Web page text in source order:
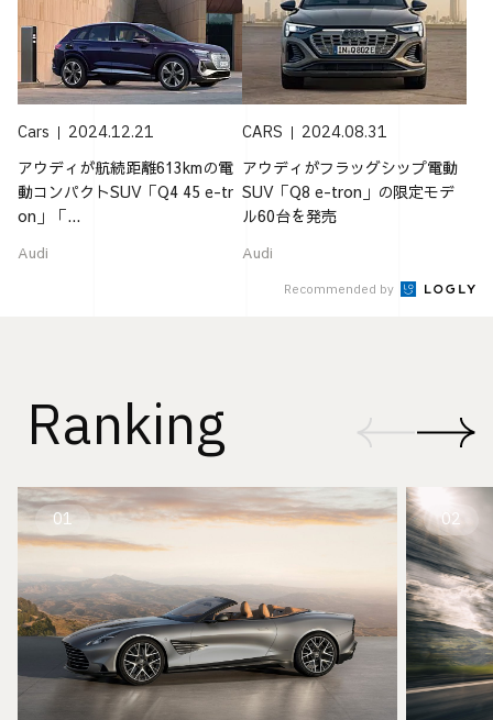
Cars 2024.12.21
アウディが航続距離613kmの電
動コンパクトSUV「Q4 45 e-tr
on」「...
Audi
CARS 2024.08.31
アウディがフラッグシップ電動
SUV「Q8 e-tron」の限定モデ
ル60台を発売
Audi
Recommended by
Ranking
01 02